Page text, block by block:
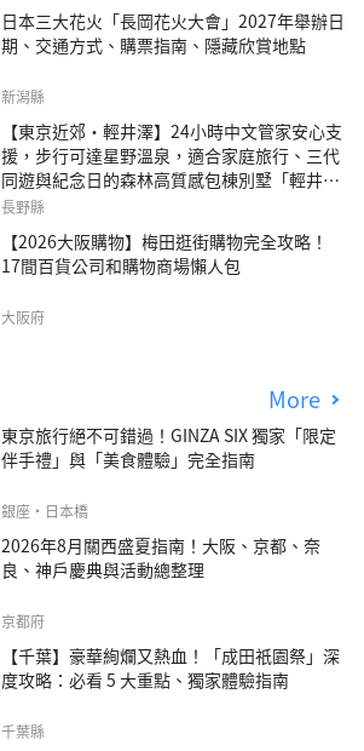
日本三大花火「長岡花火大會」2027年舉辦日
期、交通方式、購票指南、隱藏欣賞地點
新潟縣
【東京近郊・輕井澤】24小時中文管家安心支
援，步行可達星野溫泉，適合家庭旅行、三代
同遊與紀念日的森林高質感包棟別墅「輕井澤
森四季VILLA」
長野縣
【2026大阪購物】梅田逛街購物完全攻略！
17間百貨公司和購物商場懶人包
大阪府
More
東京旅行絕不可錯過！GINZA SIX 獨家「限定
伴手禮」與「美食體驗」完全指南
銀座・日本橋
2026年8月關西盛夏指南！大阪、京都、奈
良、神戶慶典與活動總整理
京都府
【千葉】豪華絢爛又熱血！「成田祇園祭」深
度攻略：必看 5 大重點、獨家體驗指南
千葉縣